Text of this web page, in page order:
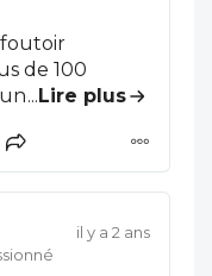
foutoir
de 100
clinique ou
grosses
pose des
!
en
... Lire plus
il y a 2 ans